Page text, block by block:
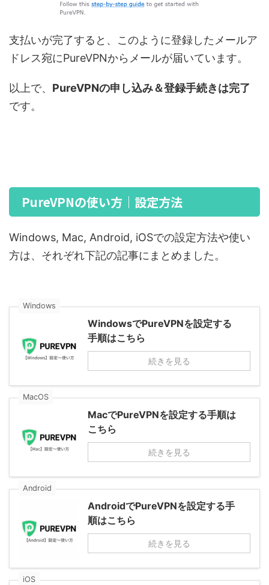
支払いが完了すると、このように登録したメールア
ドレス宛にPureVPNからメールが届いています。
以上で、 PureVPNの申し込み＆登録手続きは完了
です。
PureVPNの使い方｜設定方法
Windows, Mac, Android, iOSでの設定方法や使い
方は、それぞれ下記の記事にまとめました。
Windows
WindowsでPureVPNを設定する
手順はこちら
続きを見る
MacOS
MacでPureVPNを設定する手順は
こちら
続きを見る
Android
AndroidでPureVPNを設定する手
順はこちら
続きを見る
iOS